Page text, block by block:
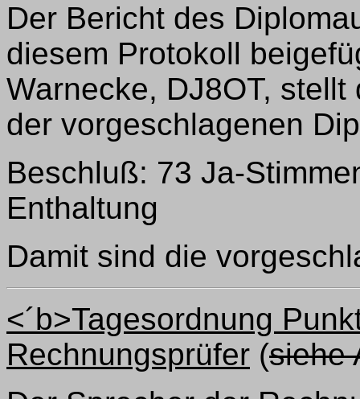
Der Bericht des
diesem Protokoll
Warnecke, DJ8OT,
der vorgeschlagenen
Beschluß: 73 Ja-
Enthaltung
Damit sind die
<´b>Tagesordnung
Rechnungsprüfer (siehe